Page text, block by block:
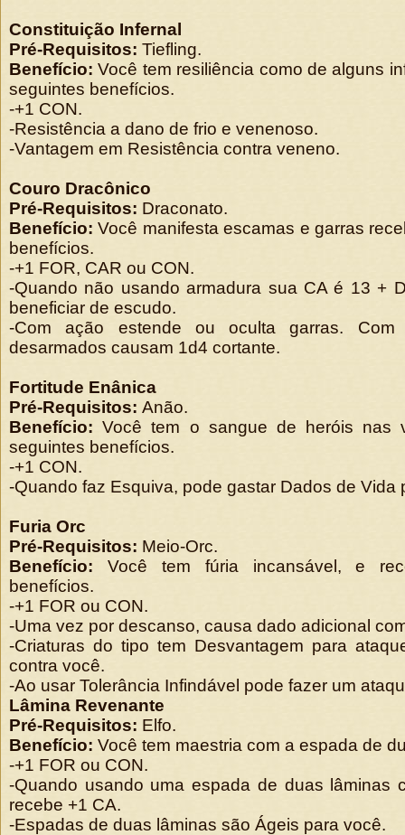
Constituição Infernal
Pré-Requisitos: Tiefling.
Benefício:Você tem resiliência como de alguns
seguintes benefícios.
-+1 CON.
-Resistência a dano de frio e venenoso.
-Vantagem em Resistência contra veneno.
Couro Dracônico
Pré-Requisitos: Draconato.
Benefício:Você manifesta escamas e garras
benefícios.
-+1 FOR, CAR ou CON.
-Quando não usando armadura sua CA é 13 +
beneficiar de escudo.
-Com ação estende ou oculta garras. Com
desarmados causam 1d4 cortante.
Fortitude Enânica
Pré-Requisitos: Anão.
Benefício:Você tem o sangue de heróis nas
seguintes benefícios.
-+1 CON.
-Quando faz Esquiva, pode gastar Dados de Vida
Furia Orc
Pré-Requisitos: Meio-Orc.
Benefício: Você tem fúria incansável, e
benefícios.
-+1 FOR ou CON.
-Uma vez por descanso, causa dado adicional
-Criaturas do tipo tem Desvantagem para
contra você.
-Ao usar Tolerância Infindável pode fazer um
Lâmina Revenante
Pré-Requisitos: Elfo.
Benefício: Você tem maestria com a espada de
-+1 FOR ou CON.
-Quando usando uma espada de duas lâminas
recebe +1 CA.
-Espadas de duas lâminas são Ágeis para você.